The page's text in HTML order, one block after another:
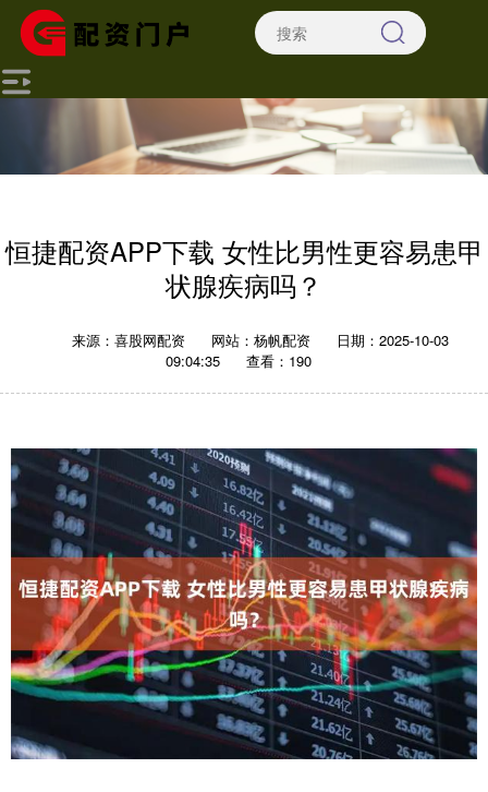
恒捷配资APP下载 女性比男性更容易患甲
状腺疾病吗？
来源：喜股网配资 网站：杨帆配资
日期：2025-10-03
09:04:35
查看：190